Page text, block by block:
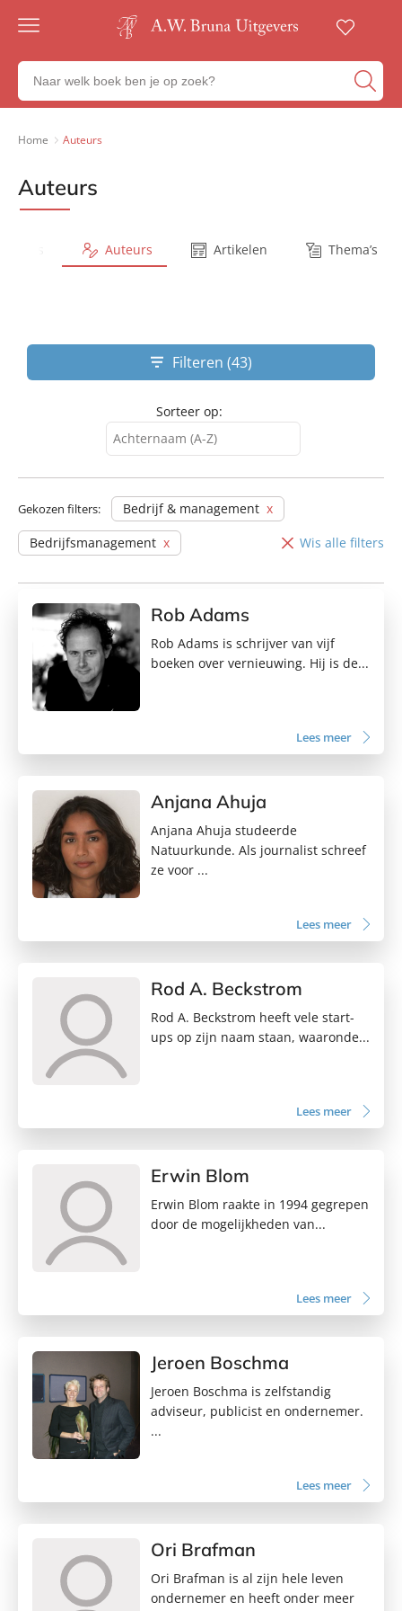
Gratis
23:00
besteld,
werkdag
Veilig
betalen
Zoeken
naar
boeken,
Home Auteurs
Auteurs
Auteurs Artikelen Thema’s
Filteren (43)
Sorteer op:
Achternaam (A-Z)
Achternaam (Z-A)
Voornaam (A-Z)
Gekozen filters:
Bedrijf & management
Bedrijfsmanagement
Wis alle filters
Rob Adams
Rob Adams is schrijver van vijf
boeken over vernieuwing. Hij is de...
Lees meer
Anjana Ahuja
Anjana Ahuja studeerde
Natuurkunde. Als journalist schreef
ze voor ...
Lees meer
Rod A. Beckstrom
Rod A. Beckstrom heeft vele start-
ups op zijn naam staan, waaronde...
Lees meer
Erwin Blom
Erwin Blom raakte in 1994 gegrepen
door de mogelijkheden van...
Lees meer
Jeroen Boschma
Jeroen Boschma is zelfstandig
adviseur, publicist en ondernemer.
...
Lees meer
Ori Brafman
Ori Brafman is al zijn hele leven
ondernemer en heeft onder meer